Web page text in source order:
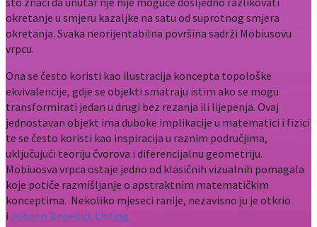
okretanje u smjeru kazaljke na satu od suprotnog smjera
okretanja. Svaka neorijentabilna površina sadrži Möbiusovu
vrpcu.
Ona se često koristi kao ilustracija koncepta topološke
ekvivalencije, gdje se objekti smatraju istim ako se mogu
transformirati jedan u drugi bez rezanja ili lijepenja. Ovaj
jednostavan objekt ima duboke implikacije u matematici i fizici
te se često koristi kao inspiracija u raznim područjima,
uključujući teoriju čvorova i diferencijalnu geometriju.
Möbiuosva vrpca ostaje jedno od klasičnih vizualnih pomagala
koje potiče razmišljanje o apstraktnim matematičkim
konceptima. Nekoliko mjeseci ranije, nezavisno ju je otkrio
i Johann Benedict Listing.